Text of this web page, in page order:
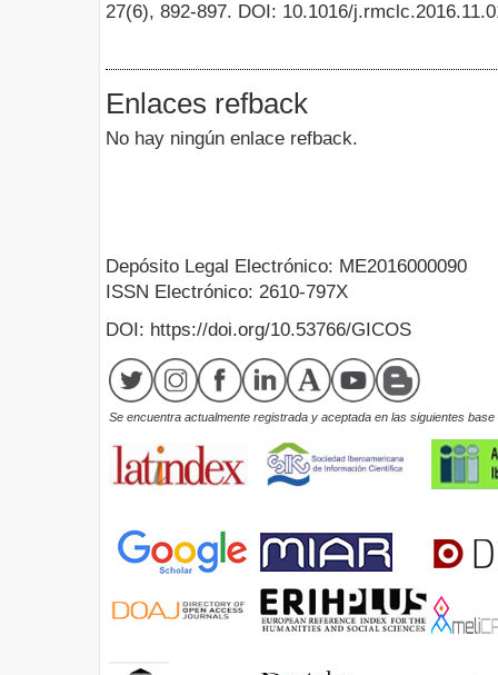
27(6), 892-897. DOI: 10.1016/
Enlaces refback
No hay ningún enlace refback.
Depósito Legal Electrónico: ME2016000090
ISSN Electrónico: 2610-797X
DOI: https://doi.org/10.53766/GICOS
Se encuentra actualmente registrada y aceptada en las siguientes